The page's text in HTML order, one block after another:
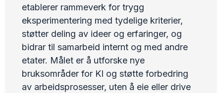
etablerer rammeverk for trygg
eksperimentering med tydelige kriterier,
støtter deling av ideer og erfaringer, og
bidrar til samarbeid internt og med andre
etater. Målet er å utforske nye
bruksområder for KI og støtte forbedring
av arbeidsprosesser, uten å eie eller drive